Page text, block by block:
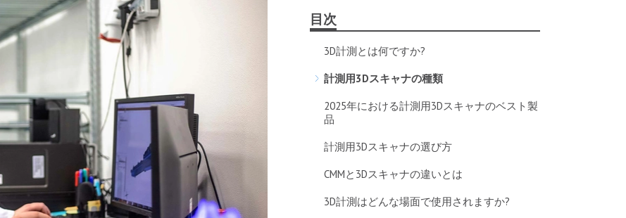
目次
3D計測とは何ですか?
計測用3Dスキャナの種類
2025年における計測用3Dスキャナのベスト製
品
計測用3Dスキャナの選び方
CMMと3Dスキャナの違いとは
3D計測はどんな場面で使用されますか?